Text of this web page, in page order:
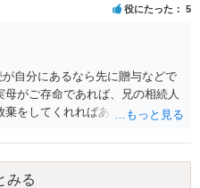
役にたった 5
自分にあるなら先に贈与などで
がご存命であれば、兄の相続人
をしてくれればあなた方兄弟及
みる